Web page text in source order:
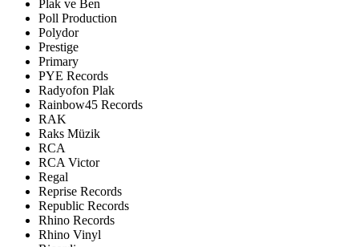
Plak ve Ben
Poll Production
Polydor
Prestige
Primary
PYE Records
Radyofon Plak
Rainbow45 Records
RAK
Raks Müzik
RCA
RCA Victor
Regal
Reprise Records
Republic Records
Rhino Records
Rhino Vinyl